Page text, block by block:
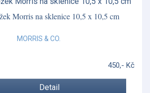
Morris na sklenice 10,5 x 10,5 cm
MORRIS & CO.
450,- Kč
Detail